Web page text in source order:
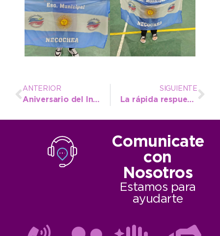
ANTERIOR
Aniversario del Instituto Superior Municipal: “A dos años de este logro, la institución continúa creciendo”
SIGUIENTE
La rápida respuesta de Defensa Civil permitió asistir a dos adultos mayores en una situación de urgencia
Comunicate
con
Nosotros
Estamos para
ayudarte